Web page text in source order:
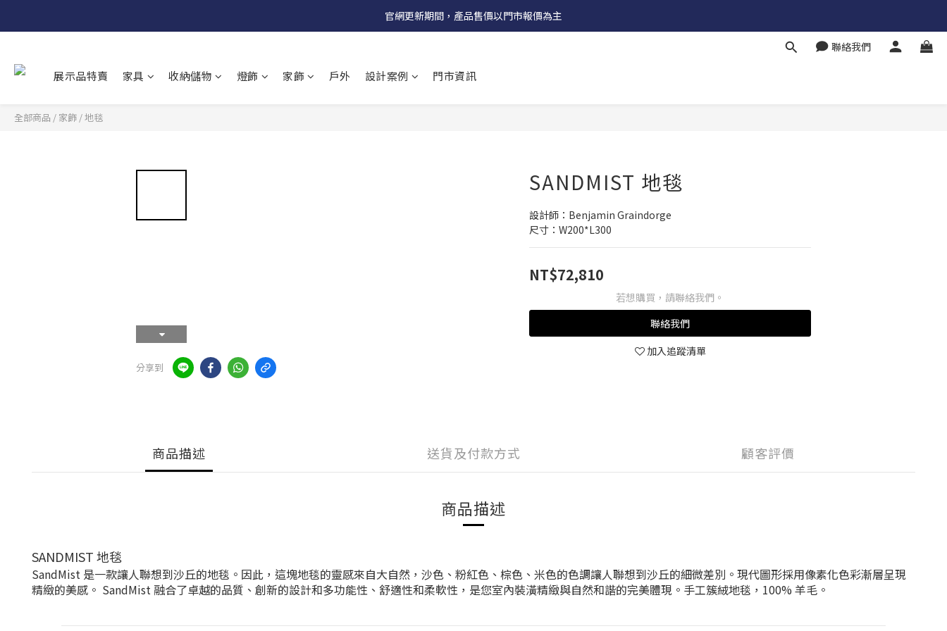
受國際原物料價格上漲，法國自 5/18 起全系列產品調漲 3%
官網更新期間，產品售價以門市報價為主
聯絡我們
展示品特賣 家具 收納儲物 燈飾 家飾 戶外 設計案例 門市資訊
全部商品 / 家飾 /地毯
分享到
SANDMIST 地毯
設計師：Benjamin Graindorge
尺寸：W200*L300
NT$72,810
若想購買，請聯絡我們。
聯絡我們
加入追蹤清單
商品描述 送貨及付款方式 顧客評價
商品描述
SANDMIST 地毯
SandMist 是一款讓人聯想到沙丘的地毯。因此，這塊地毯的靈感來自大自然，沙色、粉紅色、棕色、米色的色調讓人聯想到沙丘的細微差別。現代圖形採用像素化色彩漸層呈現
精緻的美感。 SandMist 融合了卓越的品質、創新的設計和多功能性、舒適性和柔軟性，是您室內裝潢精緻與自然和諧的完美體現。手工簇絨地毯，100% 羊毛。